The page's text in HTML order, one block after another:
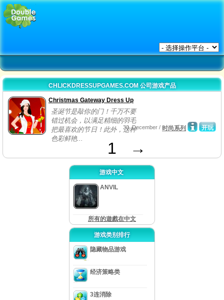
CHLICKDRESSUPGAMES.COM 公司游戏产品
Christmas Gateway Dress Up
圣诞节是敲你的门！千万不要
错过机会，以满足精细的羽毛
把最喜欢的节日！此外，这种
色彩鲜艳...
开玩
30, December / 时尚系列
1 →
游戏中文
ANVIL
所有的遊戲在中文
游戏类别排行
隐藏物品游戏
经济策略类
3连消除